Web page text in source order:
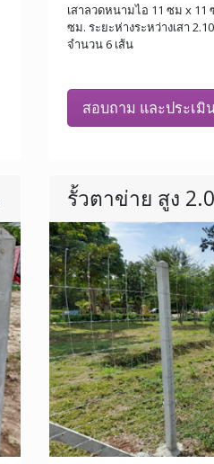
เสาลวดหนามไอ 11 ซม x 11
ซม. ระยะห่างระหว่างเสา
จำนวน 6 เส้น
สอบถาม และประเมิ
รั้วตาข่าย สูง